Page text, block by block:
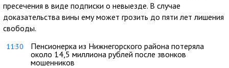
пресечения в виде подписки о невыезде. В случае
доказательства вины ему может грозить до пяти лет лишения
свободы.
11:30
Пенсионерка из Нижнегорского района потеряла
около 14,5 миллиона рублей после звонков
мошенников